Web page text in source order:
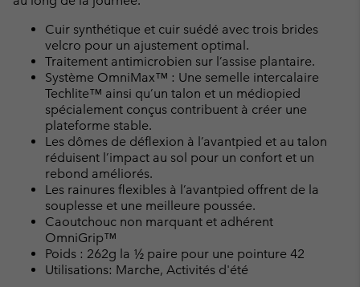
Cuir synthétique et cuir suédé avec trois brides
velcro pour un ajustement optimal.
Traitement antimicrobien sur l’assise plantaire.
Système OmniMax™ : Une semelle intercalaire
Techlite™ ainsi qu’un talon et un médiopied
spécialement conçus contribuent à créer une
plateforme stable.
Les dômes de déflexion à l’avantpied et au talon
réduisent l’impact au sol pour un confort et un
rebond améliorés.
Les rainures flexibles à l’avantpied offrent de la
souplesse et une meilleure poussée.
Caoutchouc non marquant et adhérent
OmniGrip™
Poids : 262g la ½ paire pour une pointure 42
Utilisations: Marche, Activités d'été